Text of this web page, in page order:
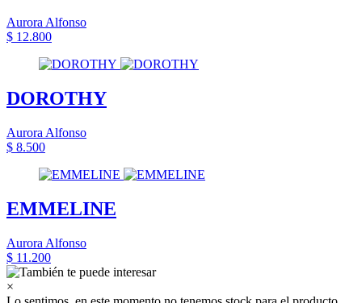
Aurora Alfonso
$ 12.800
DOROTHY
Aurora Alfonso
$ 8.500
EMMELINE
Aurora Alfonso
$ 11.200
×